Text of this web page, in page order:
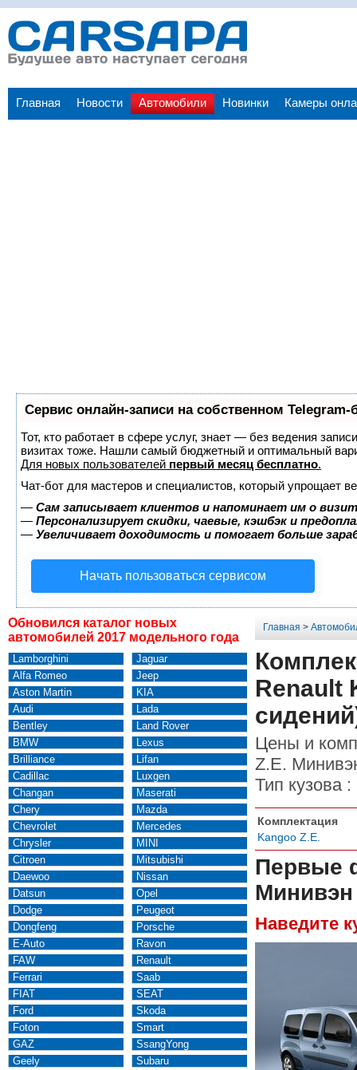
Главная Новости Автомобили Новинки Камеры
Сервис онлайн-записи на собственном Telegram-
Тот, кто работает в сфере услуг, знает — без ведения
визитах тоже. Нашли самый бюджетный и оптимальный
Для новых пользователей первый месяц бесплатно.
Чат-бот для мастеров и специалистов, который упрощает
— Сам записывает клиентов и напоминает им о
— Персонализирует скидки, чаевые, кэшбэк и
— Увеличивает доходимость и помогает больше
Начать пользоваться сервисом
Обновился каталог новых
автомобилей 2017 модельного года
Lamborghini
Alfa Romeo
Aston Martin
Audi
Bentley
BMW
Brilliance
Cadillac
Changan
Chery
Chevrolet
Chrysler
Citroen
Daewoo
Datsun
Dodge
Dongfeng
E-Auto
FAW
Ferrari
FIAT
Ford
Foton
GAZ
Geely
Jaguar
Jeep
KIA
Lada
Land Rover
Lexus
Lifan
Luxgen
Maserati
Mazda
Mercedes
MINI
Mitsubishi
Nissan
Opel
Peugeot
Porsche
Ravon
Renault
Saab
SEAT
Skoda
Smart
SsangYong
Subaru
Главная >
Renault
Цены и
Z.E.
Тип кузова :
Комплектация
Kangoo Z.E.
Первые
Минивэн
Наведите